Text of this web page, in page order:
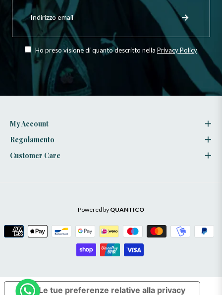
ultime
novità,
Registrati
Ho preso visione di quanto descritto nella Privacy Policy
My Account
Regolamento
Customer Care
Powered by QUANTICO
Le tue preferenze relative alla privacy